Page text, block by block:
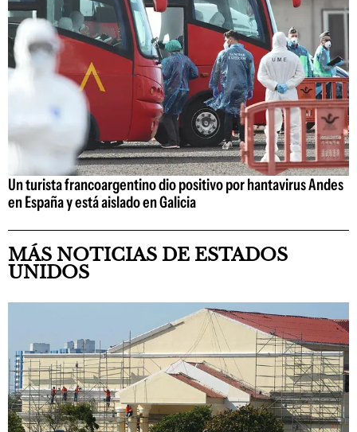
Un turista francoargentino dio positivo por hantavirus Andes
en España y está aislado en Galicia
MÁS NOTICIAS DE ESTADOS
UNIDOS